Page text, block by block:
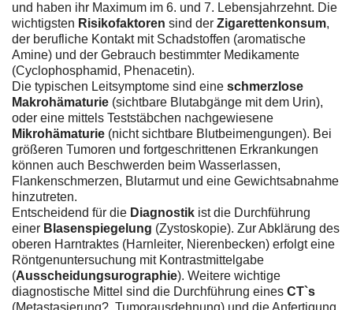
und haben ihr Maximum im 6. und 7. Lebensjahrzehnt. Die
wichtigsten Risikofaktoren sind der Zigarettenkonsum,
der berufliche Kontakt mit Schadstoffen (aromatische
Amine) und der Gebrauch bestimmter Medikamente
(Cyclophosphamid, Phenacetin).
Die typischen Leitsymptome sind eine schmerzlose
Makrohämaturie (sichtbare Blutabgänge mit dem Urin),
oder eine mittels Teststäbchen nachgewiesene
Mikrohämaturie (nicht sichtbare Blutbeimengungen). Bei
größeren Tumoren und fortgeschrittenen Erkrankungen
können auch Beschwerden beim Wasserlassen,
Flankenschmerzen, Blutarmut und eine Gewichtsabnahme
hinzutreten.
Entscheidend für die Diagnostik ist die Durchführung
einer Blasenspiegelung (Zystoskopie). Zur Abklärung des
oberen Harntraktes (Harnleiter, Nierenbecken) erfolgt eine
Röntgenuntersuchung mit Kontrastmittelgabe
(Ausscheidungsurographie). Weitere wichtige
diagnostische Mittel sind die Durchführung eines CT`s
(Metastasierung?, Tumorausdehnung) und die Anfertigung